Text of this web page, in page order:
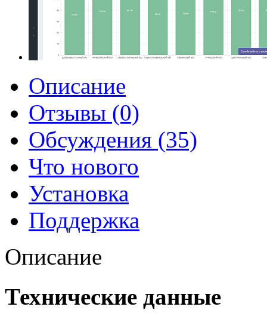
Описание
Отзывы (0)
Обсуждения (35)
Что нового
Установка
Поддержка
Описание
Технические данные